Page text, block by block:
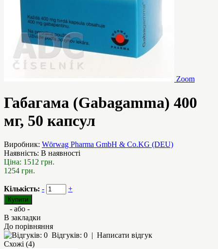
Zoom
Габагама (Gabagamma) 400
мг, 50 капсул
Виробник: Wörwag Pharma GmbH & Co.KG (DEU)
Наявність: В наявності
Ціна: 1512 грн.
1254 грн.
Кількість: - +
- або -
В закладки
До порівняння
Відгуків: 0 | Написати відгук
Схожі (4)